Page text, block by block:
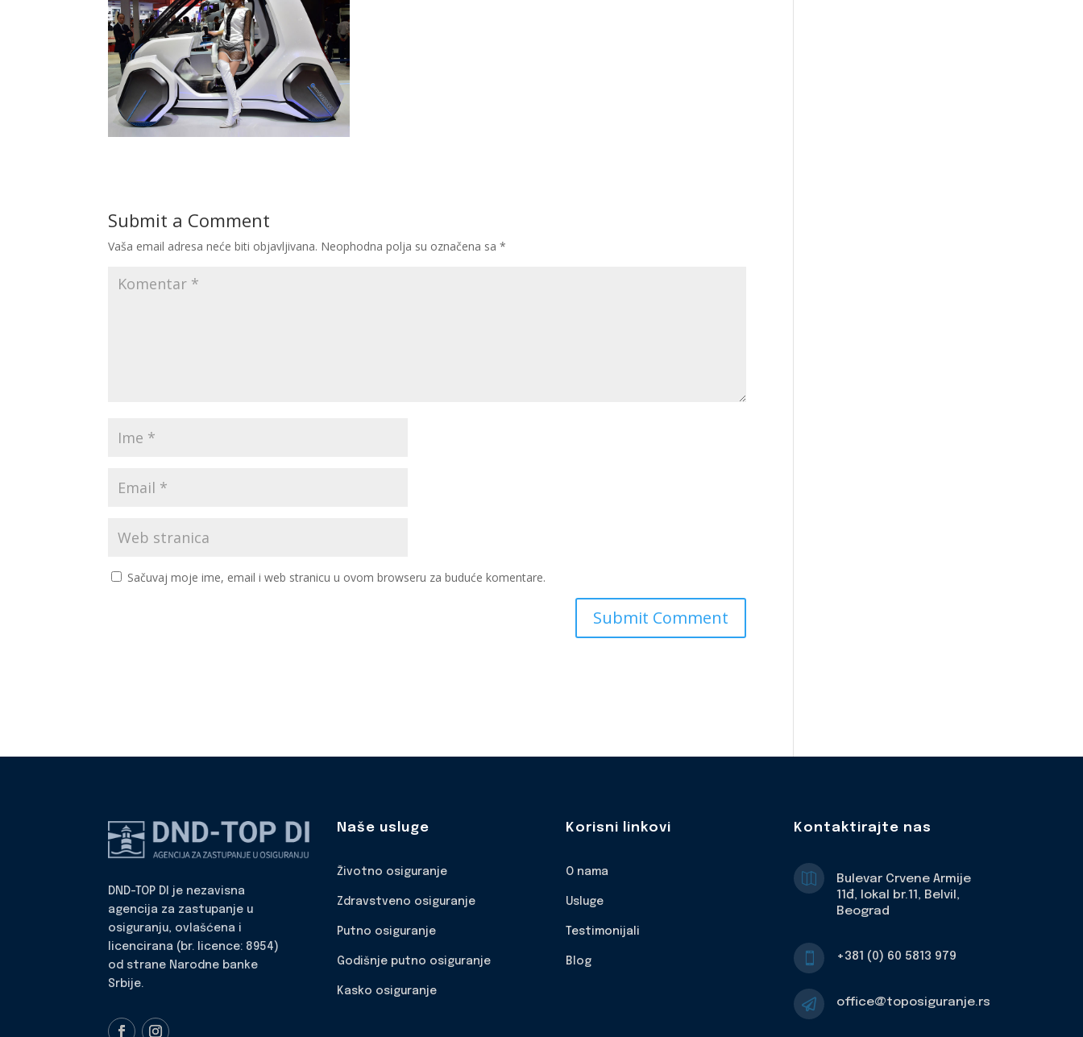
Submit a Comment
Vaša email adresa neće biti objavljivana. Neophodna polja su označena sa*
Sačuvaj moje ime, email i web stranicu u ovom browseru za buduće komentare.
DND-TOP DI je nezavisna
agencija za zastupanje u
osiguranju, ovlašćena i
licencirana (br. licence: 8954)
od strane Narodne banke
Srbije.
Naše usluge
Životno osiguranje
Zdravstveno osiguranje
Putno osiguranje
Godišnje putno osiguranje
Kasko osiguranje
Korisni linkovi
O nama
Usluge
Testimonijali
Blog
Kontaktirajte nas
Bulevar Crvene Armije
11đ, lokal br.11, Belvil,
Beograd
+381 (0) 60 5813 979
 office@toposiguranje.rs